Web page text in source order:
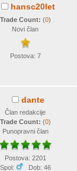
hansc20let
Trade Count: (0)
Novi član
Postova: 7
dante
Član redakcije
Trade Count: (0)
Punopravni član
Postova: 2201
Spol:
Dob: 46